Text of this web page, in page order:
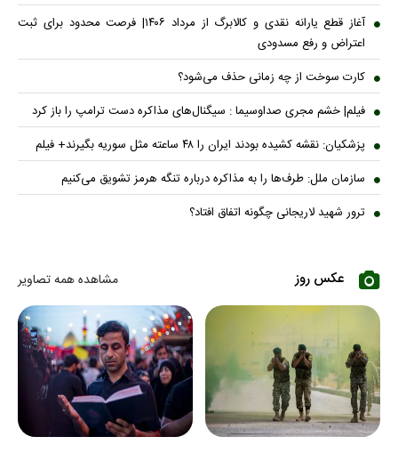
آغاز قطع یارانه نقدی و کالابرگ از مرداد ۱۴۰۶| فرصت محدود برای ثبت
اعتراض و رفع مسدودی
کارت سوخت از چه زمانی حذف می‌شود؟
فیلم| خشم مجری صداوسیما : سیگنال‌های مذاکره دست ترامپ را باز کرد
پزشکیان: نقشه کشیده بودند ایران را ۴۸ ساعته مثل سوریه بگیرند+ فیلم
سازمان ملل: طرف‌ها را به مذاکره درباره تنگه هرمز تشویق می‌کنیم
ترور شهید لاریجانی چگونه اتفاق افتاد؟
عکس روز مشاهده همه تصاویر